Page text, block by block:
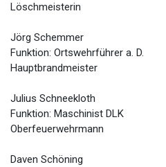
Löschmeisterin
Jörg Schemmer
Funktion: Ortswehrführer a. D.
Hauptbrandmeister
Julius Schneekloth
Funktion: Maschinist DLK
Oberfeuerwehrmann
Daven Schöning